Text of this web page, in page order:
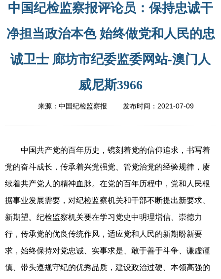
中国纪检监察报评论员：保持忠诚干
净担当政治本色 始终做党和人民的忠
诚卫士 廊坊市纪委监委网站-澳门人
威尼斯3966
来源：中国纪检监察报 发布时间： 2021-07-09
中国共产党的百年历史，镌刻着党的信仰追求，书写着
党的奋斗成长，传承着兴党强党、管党治党的经验规律，赓
续着共产党人的精神血脉。在党的百年历程中，党和人民根
据事业发展需要，对纪检监察机关和干部不断提出新要求、
新期望。纪检监察机关要在学习党史中明理增信、崇德力
行，传承党的优良传统作风，适应党和人民的新期盼新要
求，始终保持对党忠诚、实事求是、敢于善于斗争、谦虚谨
慎、带头遵规守纪的优秀品质，建设政治过硬、本领高强的